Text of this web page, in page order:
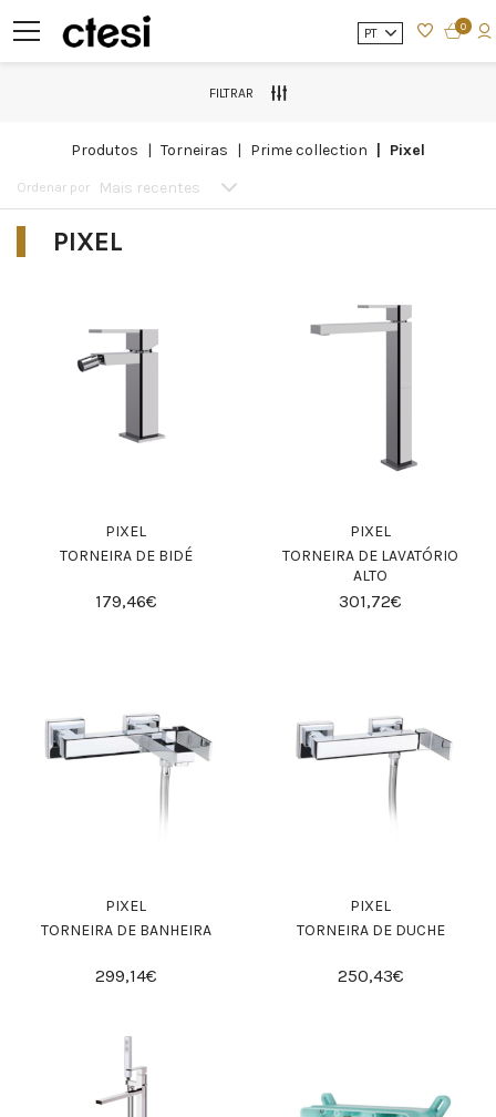
PT 0
FILTRAR
produtos torneiras prime collection pixel
Ordenar por Mais recentes
PIXEL
PIXEL
TORNEIRA DE BIDÉ
179,46€
PIXEL
TORNEIRA DE LAVATÓRIO
ALTO
301,72€
PIXEL
TORNEIRA DE BANHEIRA
299,14€
PIXEL
TORNEIRA DE DUCHE
250,43€